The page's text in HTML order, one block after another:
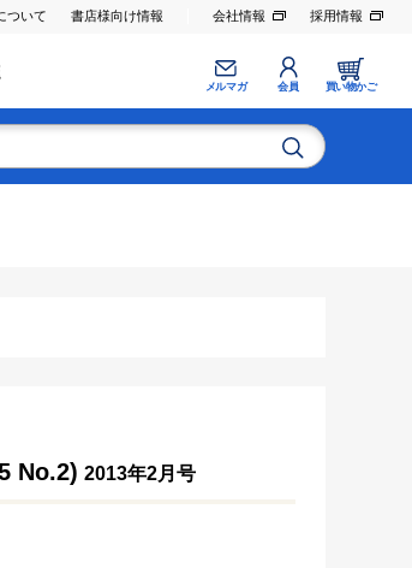
ついて 書店様向け情報 会社情報 採用情報
メルマガ 会員 買い物かご
No.2) 2013年2月号